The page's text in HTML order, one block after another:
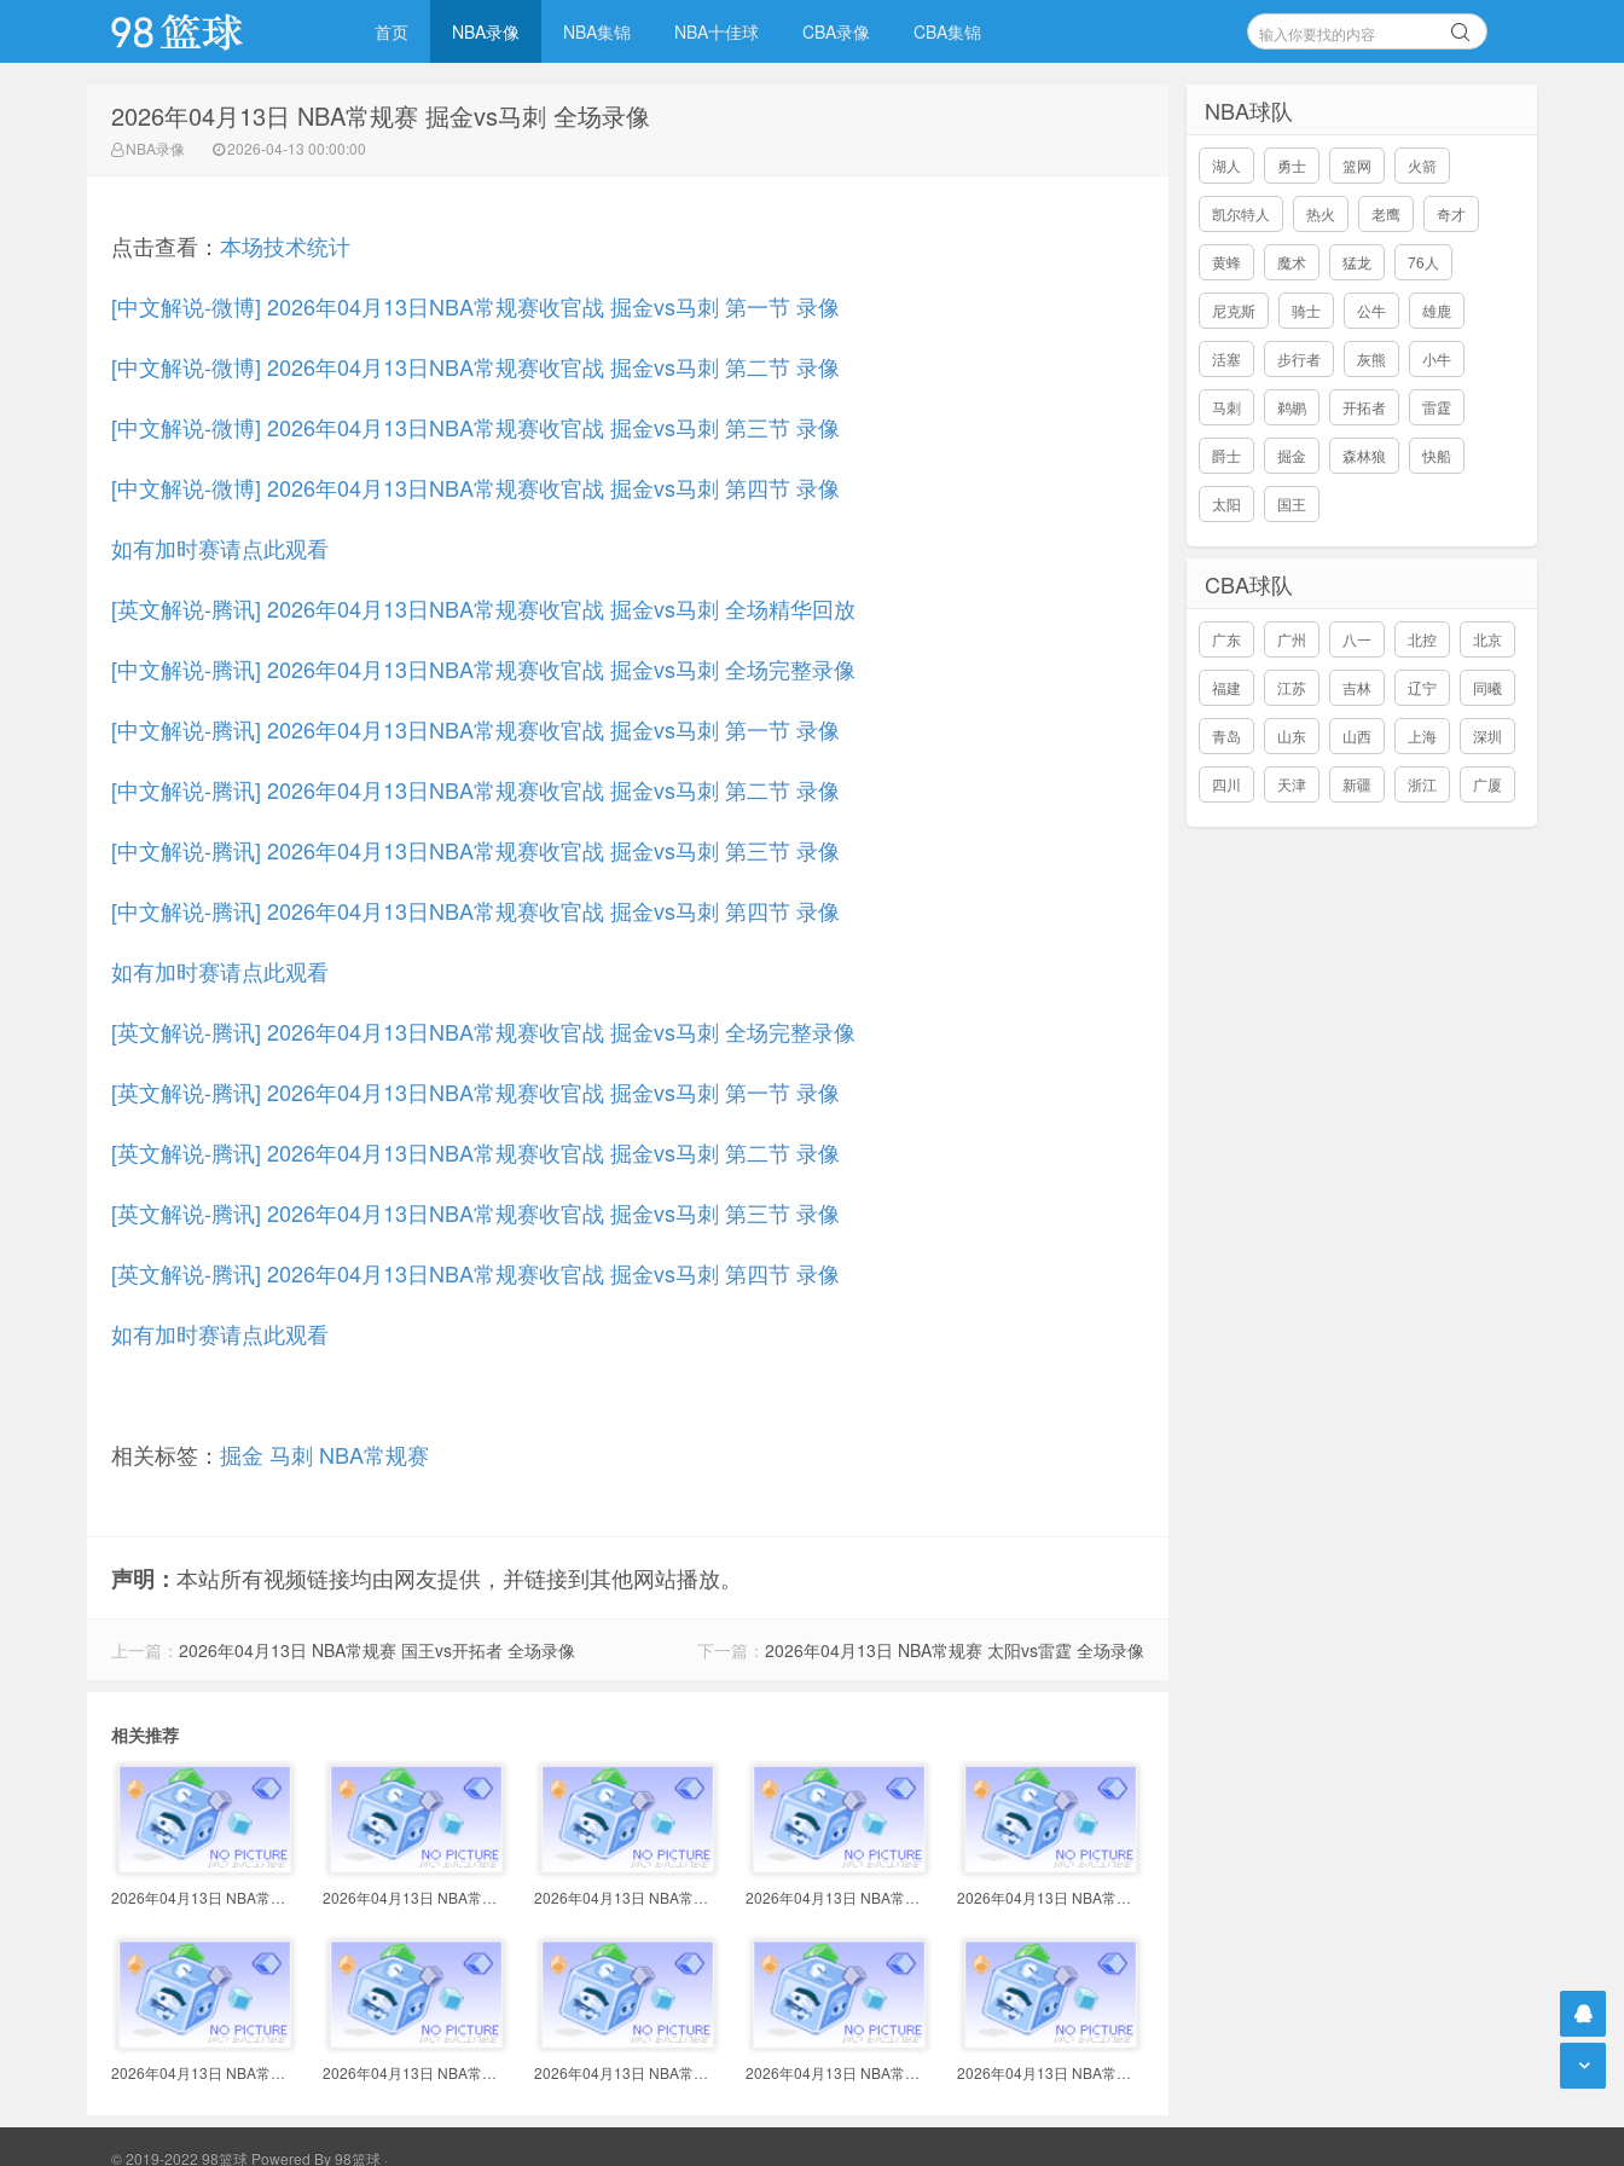
98篮球网
首页 NBA录像 NBA集锦 NBA十佳球 CBA录像 CBA集锦
2026年04月13日 NBA常规赛 掘金vs马刺 全场录像
NBA录像 2026-04-13 00:00:00
点击查看： 本场技术统计
[中文解说-微博] 2026年04月13日NBA常规赛收官战 掘金vs马刺 第一节 录像
[中文解说-微博] 2026年04月13日NBA常规赛收官战 掘金vs马刺 第二节 录像
[中文解说-微博] 2026年04月13日NBA常规赛收官战 掘金vs马刺 第三节 录像
[中文解说-微博] 2026年04月13日NBA常规赛收官战 掘金vs马刺 第四节 录像
如有加时赛请点此观看
[英文解说-腾讯] 2026年04月13日NBA常规赛收官战 掘金vs马刺 全场精华回放
[中文解说-腾讯] 2026年04月13日NBA常规赛收官战 掘金vs马刺 全场完整录像
[中文解说-腾讯] 2026年04月13日NBA常规赛收官战 掘金vs马刺 第一节 录像
[中文解说-腾讯] 2026年04月13日NBA常规赛收官战 掘金vs马刺 第二节 录像
[中文解说-腾讯] 2026年04月13日NBA常规赛收官战 掘金vs马刺 第三节 录像
[中文解说-腾讯] 2026年04月13日NBA常规赛收官战 掘金vs马刺 第四节 录像
如有加时赛请点此观看
[英文解说-腾讯] 2026年04月13日NBA常规赛收官战 掘金vs马刺 全场完整录像
[英文解说-腾讯] 2026年04月13日NBA常规赛收官战 掘金vs马刺 第一节 录像
[英文解说-腾讯] 2026年04月13日NBA常规赛收官战 掘金vs马刺 第二节 录像
[英文解说-腾讯] 2026年04月13日NBA常规赛收官战 掘金vs马刺 第三节 录像
[英文解说-腾讯] 2026年04月13日NBA常规赛收官战 掘金vs马刺 第四节 录像
如有加时赛请点此观看
相关标签： 掘金 马刺 NBA常规赛
声明： 本站所有视频链接均由网友提供，并链接到其他网站播放。
上一篇： 2026年04月13日 NBA常规赛 国王vs开拓者 全场录像 下一篇： 2026年04月13日 NBA常规赛 太阳vs雷霆 全场录像
相关推荐
2026年04月13日 NBA常规赛 灰熊vs 2026年04月13日 NBA常规赛 勇士vs 2026年04月13日 NBA常规赛 爵士vs 2026年04月13日 NBA常规赛 公牛vs 2026年04月13日 NBA常规赛 雄鹿vs7
2026年04月13日 NBA常规赛 篮网vs 2026年04月13日 NBA常规赛 鹈鹕vs 2026年04月13日 NBA常规赛 太阳vs 2026年04月13日 NBA常规赛 老鹰vs 2026年04月13日 NBA常规赛 黄蜂vs
NBA球队
湖人 勇士 篮网 火箭
凯尔特人 热火 老鹰 奇才
黄蜂 魔术 猛龙 76人
尼克斯 骑士 公牛 雄鹿
活塞 步行者 灰熊 小牛
马刺 鹈鹕 开拓者 雷霆
爵士 掘金 森林狼 快船
太阳 国王
CBA球队
广东 广州 八一 北控 北京
福建 江苏 吉林 辽宁 同曦
青岛 山东 山西 上海 深圳
四川 天津 新疆 浙江 广厦
© 2019-2022 98篮球 Powered By98篮球 ·